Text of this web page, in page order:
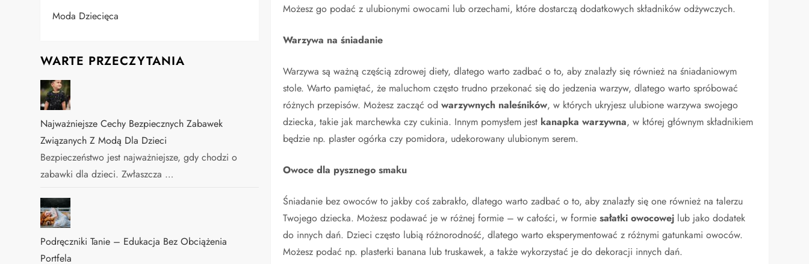
Możesz go podać z ulubionymi owocami lub orzechami, które dostarczą dodatkowych składników odżywczych.
Warzywa na śniadanie
Warzywa są ważną częścią zdrowej diety, dlatego warto zadbać o to, aby znalazły się również na śniadaniowym
stole. Warto pamiętać, że maluchom często trudno przekonać się do jedzenia warzyw, dlatego warto spróbować
różnych przepisów. Możesz zacząć odwarzywnych naleśników, w których ukryjesz ulubione warzywa swojego
dziecka, takie jak marchewka czy cukinia. Innym pomysłem jest kanapka warzywna, w której głównym składnikiem
będzie np. plaster ogórka czy pomidora, udekorowany ulubionym serem.
Owoce dla pysznego smaku
Śniadanie bez owoców to jakby coś zabrakło, dlatego warto zadbać o to, aby znalazły się one również na talerzu
Twojego dziecka. Możesz podawać je w różnej formie – w całości, w formiesałatki owocowej lub jako dodatek
do innych dań. Dzieci często lubią różnorodność, dlatego warto eksperymentować z różnymi gatunkami owoców.
Możesz podać np. plasterki banana lub truskawek, a także wykorzystać je do dekoracji innych dań.
Moda Dziecięca
WARTE PRZECZYTANIA
Najważniejsze Cechy Bezpiecznych Zabawek
Związanych Z Modą Dla Dzieci
Bezpieczeństwo jest najważniejsze, gdy chodzi o
zabawki dla dzieci. Zwłaszcza …
Podręczniki Tanie – Edukacja Bez Obciążenia
Portfela